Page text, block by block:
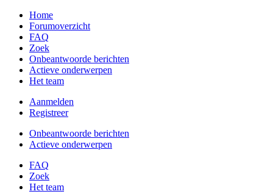
Home
Forumoverzicht
FAQ
Zoek
Onbeantwoorde berichten
Actieve onderwerpen
Het team
Aanmelden
Registreer
Onbeantwoorde berichten
Actieve onderwerpen
FAQ
Zoek
Het team